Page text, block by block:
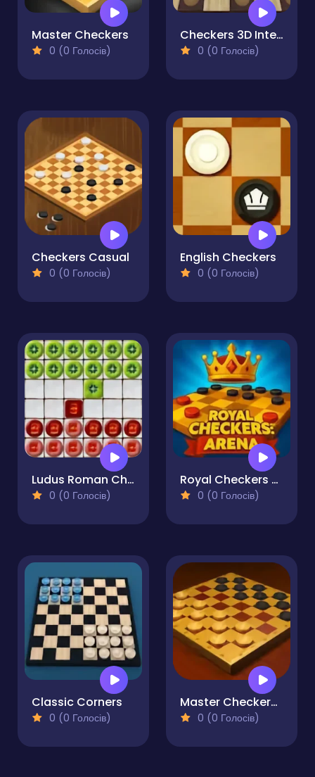
Master Checkers
0 (0 Голосів)
Checkers 3D International
0 (0 Голосів)
Checkers Casual
0 (0 Голосів)
English Checkers
0 (0 Голосів)
Ludus Roman Checkers
0 (0 Голосів)
Royal Checkers Arena
0 (0 Голосів)
Classic Corners
0 (0 Голосів)
Master Checkers Multiplayer
0 (0 Голосів)